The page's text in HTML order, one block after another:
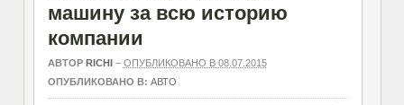
машину за всю историю
компании
АВТОР RICHI– ОПУБЛИКОВАНО В 08.07.2015
ОПУБЛИКОВАНО В: АВТО